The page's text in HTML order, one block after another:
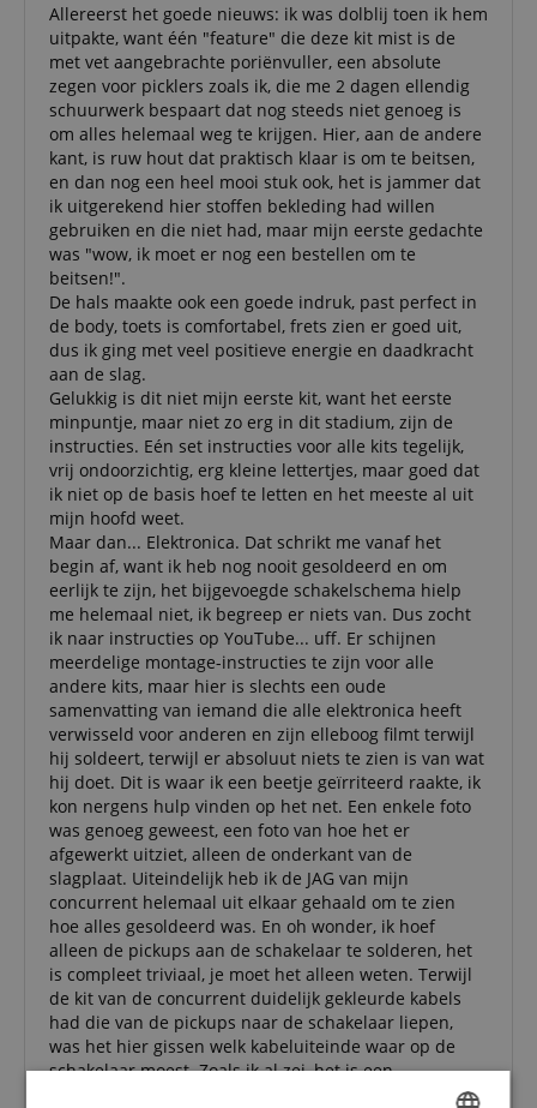
Allereerst het goede nieuws: ik was dolblij toen ik hem
uitpakte, want één "feature" die deze kit mist is de
met vet aangebrachte poriënvuller, een absolute
zegen voor picklers zoals ik, die me 2 dagen ellendig
schuurwerk bespaart dat nog steeds niet genoeg is
om alles helemaal weg te krijgen. Hier, aan de andere
kant, is ruw hout dat praktisch klaar is om te beitsen,
en dan nog een heel mooi stuk ook, het is jammer dat
ik uitgerekend hier stoffen bekleding had willen
gebruiken en die niet had, maar mijn eerste gedachte
was "wow, ik moet er nog een bestellen om te
beitsen!".
De hals maakte ook een goede indruk, past perfect in
de body, toets is comfortabel, frets zien er goed uit,
dus ik ging met veel positieve energie en daadkracht
aan de slag.
Gelukkig is dit niet mijn eerste kit, want het eerste
minpuntje, maar niet zo erg in dit stadium, zijn de
instructies. Eén set instructies voor alle kits tegelijk,
vrij ondoorzichtig, erg kleine lettertjes, maar goed dat
ik niet op de basis hoef te letten en het meeste al uit
mijn hoofd weet.
Maar dan... Elektronica. Dat schrikt me vanaf het
begin af, want ik heb nog nooit gesoldeerd en om
eerlijk te zijn, het bijgevoegde schakelschema hielp
me helemaal niet, ik begreep er niets van. Dus zocht
ik naar instructies op YouTube... uff. Er schijnen
meerdelige montage-instructies te zijn voor alle
andere kits, maar hier is slechts een oude
samenvatting van iemand die alle elektronica heeft
verwisseld voor anderen en zijn elleboog filmt terwijl
hij soldeert, terwijl er absoluut niets te zien is van wat
hij doet. Dit is waar ik een beetje geïrriteerd raakte, ik
kon nergens hulp vinden op het net. Een enkele foto
was genoeg geweest, een foto van hoe het er
afgewerkt uitziet, alleen de onderkant van de
slagplaat. Uiteindelijk heb ik de JAG van mijn
concurrent helemaal uit elkaar gehaald om te zien
hoe alles gesoldeerd was. En oh wonder, ik hoef
alleen de pickups aan de schakelaar te solderen, het
is compleet triviaal, je moet het alleen weten. Terwijl
de kit van de concurrent duidelijk gekleurde kabels
had die van de pickups naar de schakelaar liepen,
was het hier gissen welk kabeluiteinde waar op de
schakelaar moest. Zoals ik al zei, het is een
onbeduidende stap, een schema was genoeg geweest,